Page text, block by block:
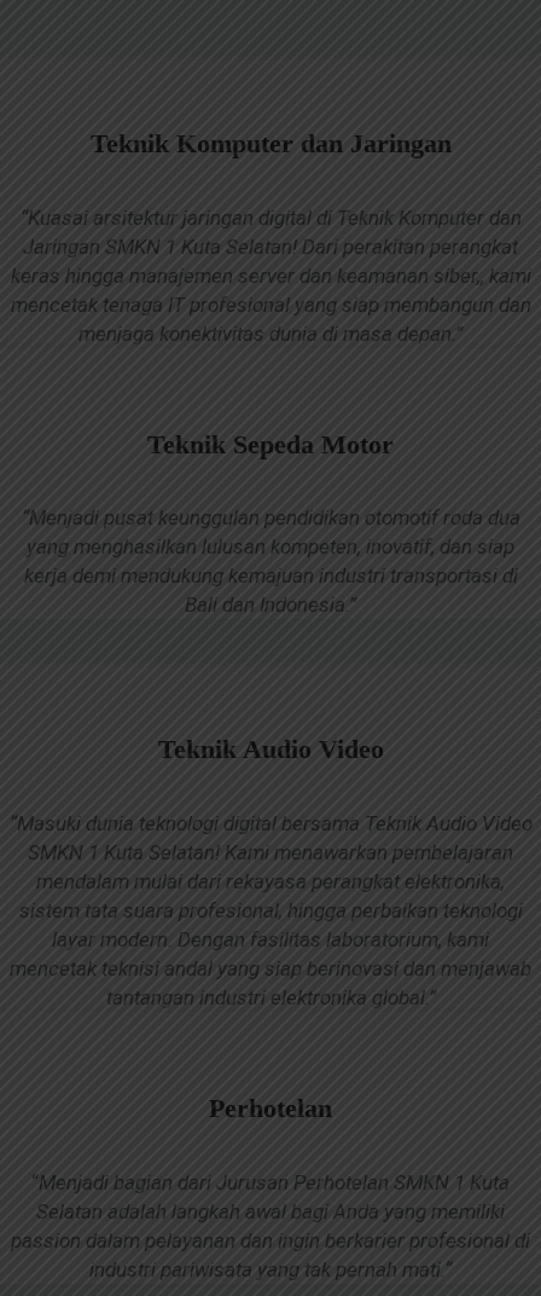
Teknik Komputer dan Jaringan
“Kuasai arsitektur jaringan digital di Teknik Komputer dan
Jaringan SMKN 1 Kuta Selatan! Dari perakitan perangkat
keras hingga manajemen server dan keamanan siber,, kami
mencetak tenaga IT profesional yang siap membangun dan
menjaga konektivitas dunia di masa depan.”
Teknik Sepeda Motor
“Menjadi pusat keunggulan pendidikan otomotif roda dua
yang menghasilkan lulusan kompeten, inovatif, dan siap
kerja demi mendukung kemajuan industri transportasi di
Bali dan Indonesia.”
Teknik Audio Video
“Masuki dunia teknologi digital bersama Teknik Audio Video
SMKN 1 Kuta Selatan! Kami menawarkan pembelajaran
mendalam mulai dari rekayasa perangkat elektronika,
sistem tata suara profesional, hingga perbaikan teknologi
layar modern. Dengan fasilitas laboratorium, kami
mencetak teknisi andal yang siap berinovasi dan menjawab
tantangan industri elektronika global.”
Perhotelan
“Menjadi bagian dari Jurusan Perhotelan SMKN 1 Kuta
Selatan adalah langkah awal bagi Anda yang memiliki
passion dalam pelayanan dan ingin berkarier profesional di
industri pariwisata yang tak pernah mati. “